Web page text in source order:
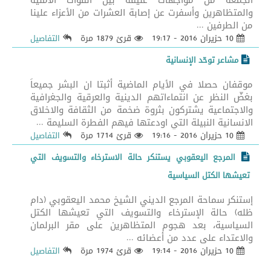
والمتظاهرين وأسفرت عن إصابة العشرات من الأعزاء علينا
من الطرفين ...
قرئ 1879 مرة
التفاصيل
مشاعر توحّد الإنسانية
موقفان حصلا في الأيام الماضية أثبتا ان البشر جميعاً
بغضّ النظر عن انتماءاتهم الدينية والعرقية والجغرافية
والاجتماعية يشتركون بثروة ضخمة من الثقافة والاخلاق
الانسانية النبيلة التي اودعتها فيهم الفطرة السليمة ...
قرئ 1714 مرة
التفاصيل
المرجع اليعقوبي يستنكر حالة الاسترخاء والتسويف التي
تعيشها الكتل السياسية
إستنكر سماحة المرجع الديني الشيخ محمد اليعقوبي (دام
ظله) حالة الإسترخاء والتسويف التي تعيشها الكتل
السياسية، بعد هجوم المتظاهرين على مقر البرلمان
والاعتداء على عدد من أعضائه ...
قرئ 1974 مرة
التفاصيل